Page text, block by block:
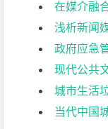
在媒介融
浅析新闻
政府应急管理中
现代公共文化体
城市生活垃圾
当代中国城市公共